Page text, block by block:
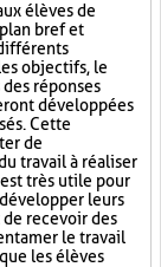
élèves de
bref et
objectifs, le
réponses
développées
Cette
de
travail à réaliser
très utile pour
leurs
recevoir des
le travail
les élèves